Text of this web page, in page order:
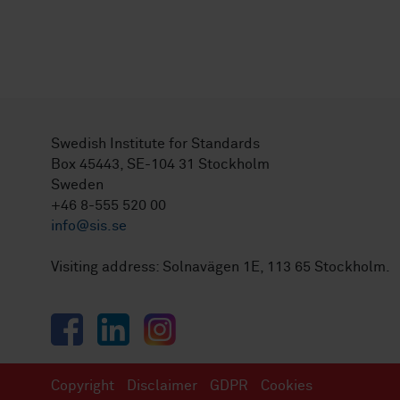
Swedish Institute for Standards
Box 45443, SE-104 31 Stockholm
Sweden
+46 8-555 520 00
info@sis.se
Visiting address: Solnavägen 1E, 113 65 Stockholm.
FacebookLinkedInInstagram
Copyright Disclaimer GDPR Cookies